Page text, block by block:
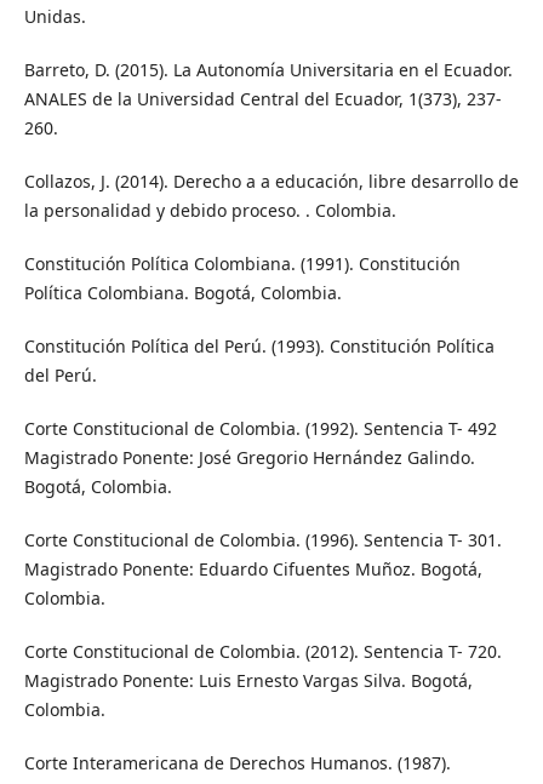
Unidas.
Barreto, D. (2015). La Autonomía Universitaria en el Ecuador.
ANALES de la Universidad Central del Ecuador, 1(373), 237-
260.
Collazos, J. (2014). Derecho a a educación, libre desarrollo de
la personalidad y debido proceso. . Colombia.
Constitución Política Colombiana. (1991). Constitución
Política Colombiana. Bogotá, Colombia.
Constitución Política del Perú. (1993). Constitución Política
del Perú.
Corte Constitucional de Colombia. (1992). Sentencia T- 492
Magistrado Ponente: José Gregorio Hernández Galindo.
Bogotá, Colombia.
Corte Constitucional de Colombia. (1996). Sentencia T- 301.
Magistrado Ponente: Eduardo Cifuentes Muñoz. Bogotá,
Colombia.
Corte Constitucional de Colombia. (2012). Sentencia T- 720.
Magistrado Ponente: Luis Ernesto Vargas Silva. Bogotá,
Colombia.
Corte Interamericana de Derechos Humanos. (1987).